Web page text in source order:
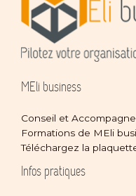
MEli business
Conseil et
Formations de MEli
Téléchargez la
Infos pratiques